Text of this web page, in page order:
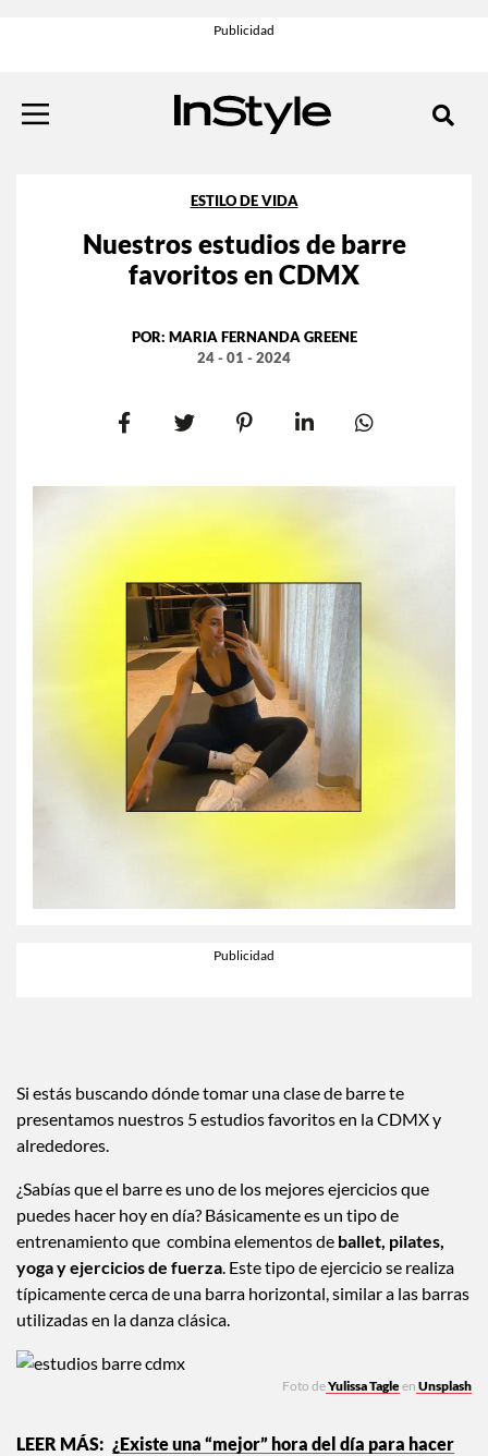
ESTILO DE VIDA
Nuestros estudios de barre
favoritos en CDMX
POR: MARIA FERNANDA GREENE
24 - 01 - 2024
Si estás buscando dónde tomar una clase de barre te
presentamos nuestros 5 estudios favoritos en la CDMX y
alrededores.
¿Sabías que el barre es uno de los mejores ejercicios que
puedes hacer hoy en día? Básicamente es un tipo de
entrenamiento que combina elementos de ballet, pilates,
yoga y ejercicios de fuerza. Este tipo de ejercicio se realiza
típicamente cerca de una barra horizontal, similar a las barras
utilizadas en la danza clásica.
Foto deYulissa Tagleen Unsplash
¿Existe una “mejor” hora del día para hacer